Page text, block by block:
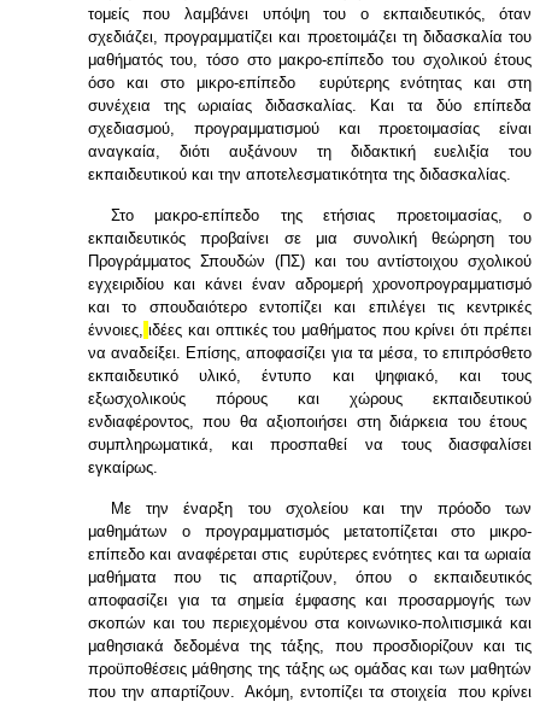
τομείς που λαμβάνει υπόψη του ο εκπαιδευτικός, όταν
σχεδιάζει, προγραμματίζει και προετοιμάζει τη διδασκαλία του
μαθήματός του, τόσο στο μακρο-επίπεδο του σχολικού έτους
όσο και στο μικρο-επίπεδο ευρύτερης ενότητας και στη
συνέχεια της ωριαίας διδασκαλίας. Και τα δύο επίπεδα
σχεδιασμού, προγραμματισμού και προετοιμασίας είναι
αναγκαία, διότι αυξάνουν τη διδακτική ευελιξία του
εκπαιδευτικού και την αποτελεσματικότητα της διδασκαλίας.
Στο μακρο-επίπεδο της ετήσιας προετοιμασίας, ο
εκπαιδευτικός προβαίνει σε μια συνολική θεώρηση του
Προγράμματος Σπουδών (ΠΣ) και του αντίστοιχου σχολικού
εγχειριδίου και κάνει έναν αδρομερή χρονοπρογραμματισμό
και το σπουδαιότερο εντοπίζει και επιλέγει τις κεντρικές
έννοιες, ιδέες και οπτικές του μαθήματος που κρίνει ότι πρέπει
να αναδείξει. Επίσης, αποφασίζει για τα μέσα, το επιπρόσθετο
εκπαιδευτικό υλικό, έντυπο και ψηφιακό, και τους
εξωσχολικούς πόρους και χώρους εκπαιδευτικού
ενδιαφέροντος, που θα αξιοποιήσει στη διάρκεια του έτους
συμπληρωματικά, και προσπαθεί να τους διασφαλίσει
εγκαίρως.
Με την έναρξη του σχολείου και την πρόοδο των
μαθημάτων ο προγραμματισμός μετατοπίζεται στο μικρο-
επίπεδο και αναφέρεται στις ευρύτερες ενότητες και τα ωριαία
μαθήματα που τις απαρτίζουν, όπου ο εκπαιδευτικός
αποφασίζει για τα σημεία έμφασης και προσαρμογής των
σκοπών και του περιεχομένου στα κοινωνικο-πολιτισμικά και
μαθησιακά δεδομένα της τάξης, που προσδιορίζουν και τις
προϋποθέσεις μάθησης της τάξης ως ομάδας και των μαθητών
που την απαρτίζουν. Ακόμη, εντοπίζει τα στοιχεία που κρίνει